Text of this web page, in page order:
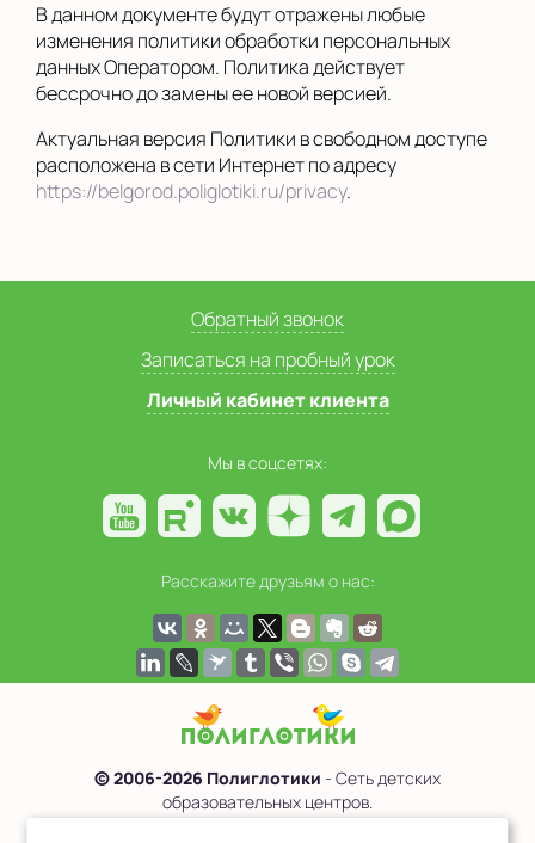
В данном документе будут отражены любые
изменения политики обработки персональных
данных Оператором. Политика действует
бессрочно до замены ее новой версией.
Актуальная версия Политики в свободном доступе
расположена в сети Интернет по адресу
https://belgorod.poliglotiki.ru/privacy.
Обратный звонок
Записаться на пробный урок
Личный кабинет клиента
Мы в соцсетях:
Расскажите друзьям о нас:
© 2006-2026 Полиглотики - Сеть детских
образовательных центров.
Политика обработки персональных данных